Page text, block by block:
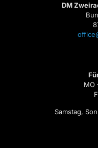
DM
MO
Samstag,